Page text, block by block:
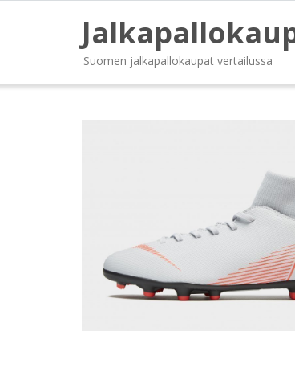
Suomen jalkapallokaupat vertailussa